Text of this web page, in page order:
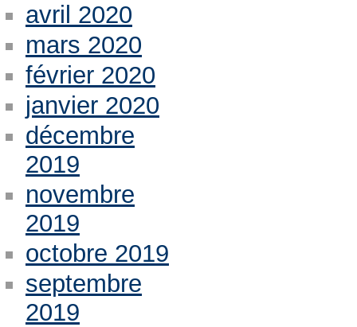
avril 2020
mars 2020
février 2020
janvier 2020
décembre
2019
novembre
2019
octobre 2019
septembre
2019